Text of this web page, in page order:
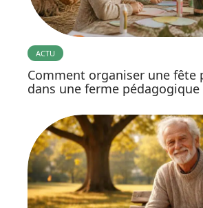
ACTU
Comment organiser une fête
dans une ferme